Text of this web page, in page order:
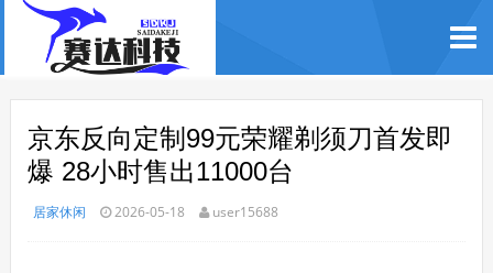
京东反向定制99元荣耀剃须刀首发即
爆 28小时售出11000台
居家休闲 2026-05-18 user15688